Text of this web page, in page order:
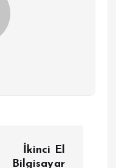
İkinci El
Bilgisayar